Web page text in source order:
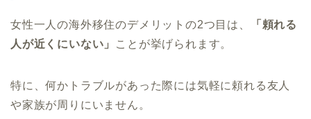
女性一人の海外移住のデメリットの2つ目は、
「頼れる
人が近くにいない」
ことが挙げられます。
特に、何かトラブルがあった際には気軽に頼れる友人
や家族が周りにいません。